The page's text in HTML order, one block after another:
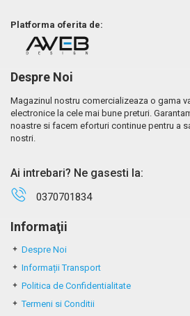
Platforma oferita de:
Despre Noi
Magazinul nostru comercializeaza o gama
electronice la cele mai bune preturi.
noastre si facem eforturi continue pentru a
nostri.
Ai intrebari? Ne gasesti la:
0370701834
Informaţii
Despre Noi
Informații Transport
Politica de Confidentialitate
Termeni si Conditii